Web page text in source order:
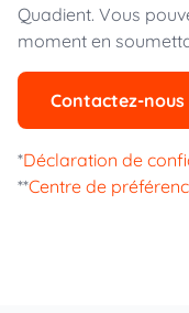
Quadient. Vous
moment en
Contactez-nous
*Déclaration de
**Centre de